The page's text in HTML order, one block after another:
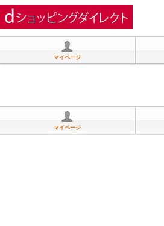
マイページ
マイページ